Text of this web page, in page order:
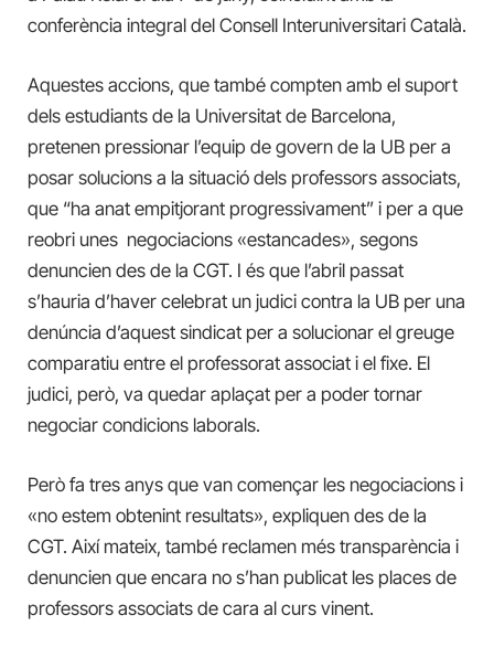
conferència integral del Consell Interuniversitari Català.
Aquestes accions, que també compten amb el suport
dels estudiants de la Universitat de Barcelona,
pretenen pressionar l’equip de govern de la UB per a
posar solucions a la situació dels professors associats,
que “ha anat empitjorant progressivament” i per a que
reobri unes negociacions «estancades», segons
denuncien des de la CGT. I és que l’abril passat
s’hauria d’haver celebrat un judici contra la UB per una
denúncia d’aquest sindicat per a solucionar el greuge
comparatiu entre el professorat associat i el fixe. El
judici, però, va quedar aplaçat per a poder tornar
negociar condicions laborals.
Però fa tres anys que van començar les negociacions i
«no estem obtenint resultats», expliquen des de la
CGT. Així mateix, també reclamen més transparència i
denuncien que encara no s’han publicat les places de
professors associats de cara al curs vinent.